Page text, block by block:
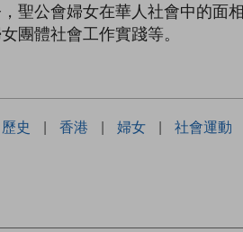
聖公會婦女在華人社會中的面
團體社會工作實踐等。
歷史 | 香港 | 婦女 | 社會運動